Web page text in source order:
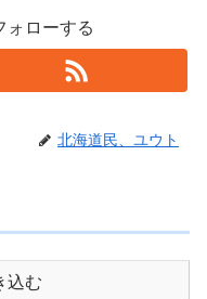
ォローする
北海道民、ユウト
込む